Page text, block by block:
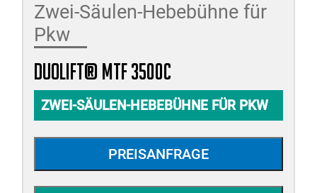
Zwei-Säulen-Hebebühne für
Pkw
duolift® MTF 3500C
ZWEI-SÄULEN-HEBEBÜHNE FÜR PKW
PREISANFRAGE